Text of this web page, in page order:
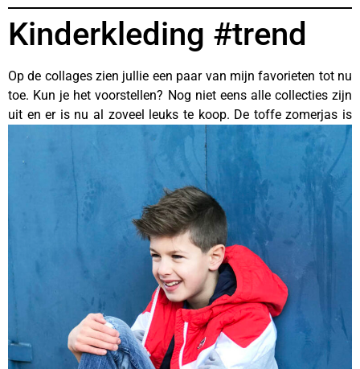
Kinderkleding #trend
Op de collages zien jullie een paar van mijn favorieten tot nu
toe. Kun je het voorstellen? Nog niet eens alle collecties zijn
uit en er is nu al zoveel leuks te koop. De toffe zomerjas is